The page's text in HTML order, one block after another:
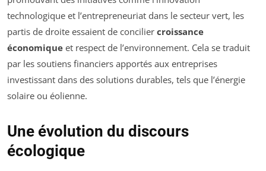
technologique et l’entrepreneuriat dans le secteur vert, les
partis de droite essaient de concilier croissance
économique et respect de l’environnement. Cela se traduit
par les soutiens financiers apportés aux entreprises
investissant dans des solutions durables, tels que l’énergie
solaire ou éolienne.
Une évolution du discours
écologique